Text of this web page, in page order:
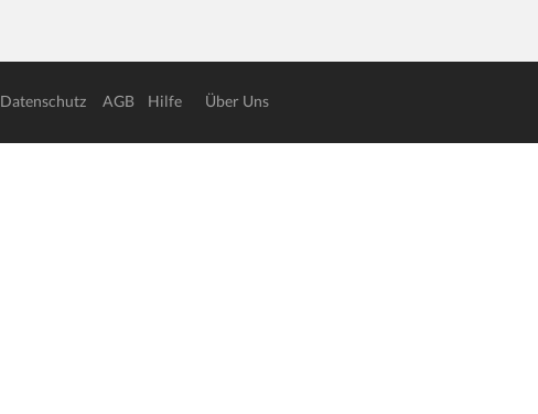
Datenschutz AGB Hilfe Über Uns